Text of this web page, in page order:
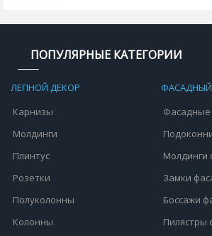
ПОПУЛЯРНЫЕ КАТЕГОРИИ
ЛЕПНОЙ ДЕКОР
Карнизы
Молдинги
Плинтус
Розетки
Полуколонны
Колонны
Молдинги
Замки
Боссажи
Пилястры